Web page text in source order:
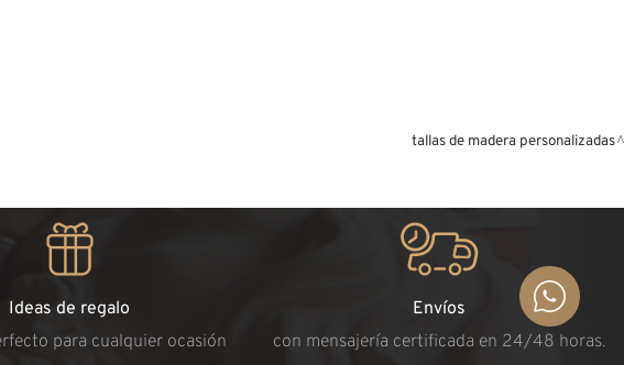
tallas de madera personalizadas
Ideas de regalo
para cualquier ocasión
Envíos
con mensajería certificada en 24/48 horas.